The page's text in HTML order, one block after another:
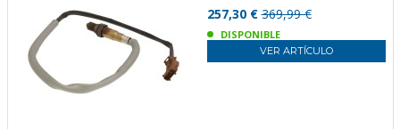
257,30 €369,99 €
DISPONIBLE
VER ARTÍCULO